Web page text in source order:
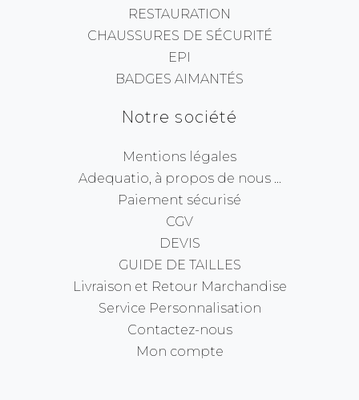
RESTAURATION
CHAUSSURES DE SÉCURITÉ
EPI
BADGES AIMANTÉS
Notre société
Mentions légales
Adequatio, à propos de nous ...
Paiement sécurisé
CGV
DEVIS
GUIDE DE TAILLES
Livraison et Retour Marchandise
Service Personnalisation
Contactez-nous
Mon compte